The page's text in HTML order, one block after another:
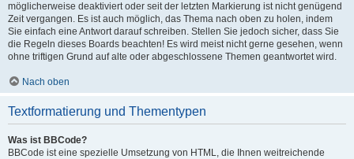
möglicherweise deaktiviert oder seit der letzten Markierung ist nicht genügend
Zeit vergangen. Es ist auch möglich, das Thema nach oben zu holen, indem
Sie einfach eine Antwort darauf schreiben. Stellen Sie jedoch sicher, dass Sie
die Regeln dieses Boards beachten! Es wird meist nicht gerne gesehen, wenn
ohne triftigen Grund auf alte oder abgeschlossene Themen geantwortet wird.
Nach oben
Textformatierung und Thementypen
Was ist BBCode?
BBCode ist eine spezielle Umsetzung von HTML, die Ihnen weitreichende